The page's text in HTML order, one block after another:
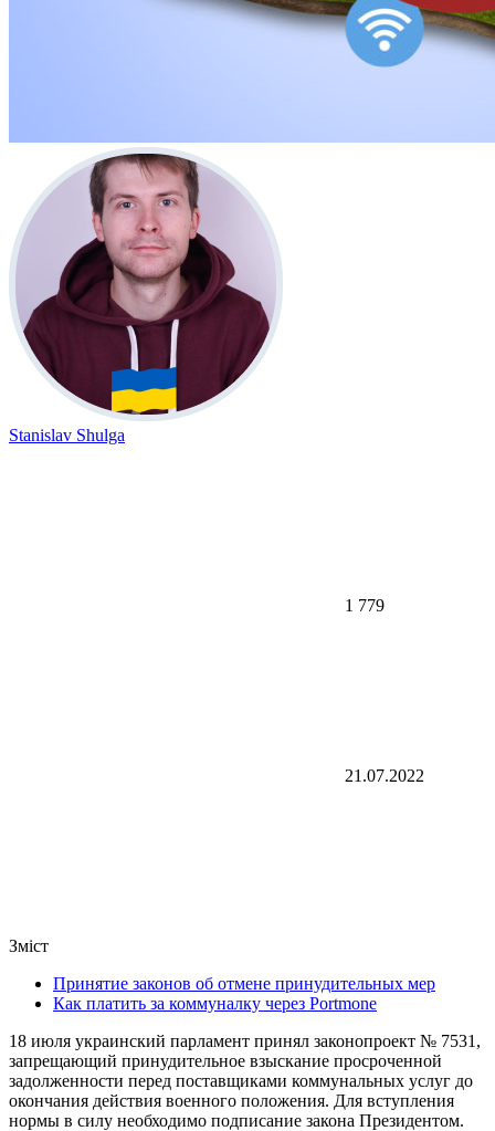
Stanislav Shulga
1 779
21.07.2022
Зміст
Принятие законов об отмене принудительных мер
Как платить за коммуналку через Portmone
18 июля украинский парламент принял законопроект № 7531,
запрещающий принудительное взыскание просроченной
задолженности перед поставщиками коммунальных услуг до
окончания действия военного положения. Для вступления
нормы в силу необходимо подписание закона Президентом.